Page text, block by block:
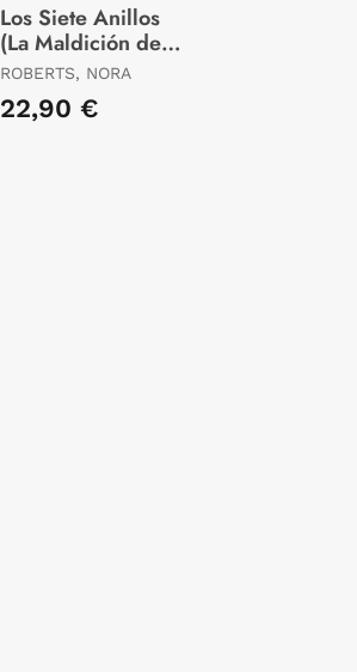
Los Siete Anillos
(La Maldición de
las Siete Novias 3)
ROBERTS, NORA
22,90 €